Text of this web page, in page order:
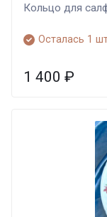
Кольцо для
Осталась 1
1 400 ₽